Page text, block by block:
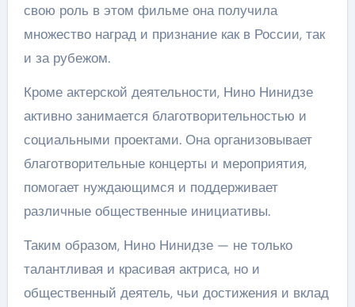
свою роль в этом фильме она получила
множество наград и признание как в России, так
и за рубежом.
Кроме актерской деятельности, Нино Нинидзе
активно занимается благотворительностью и
социальными проектами. Она организовывает
благотворительные концерты и мероприятия,
помогает нуждающимся и поддерживает
различные общественные инициативы.
Таким образом, Нино Нинидзе — не только
талантливая и красивая актриса, но и
общественный деятель, чьи достижения и вклад